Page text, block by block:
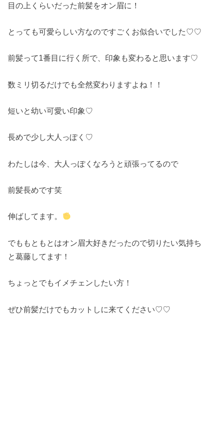
目の上くらいだった前髪をオン眉に！
とっても可愛らしい方なのですごくお似合いでした♡♡
前髪って1番目に行く所で、印象も変わると思います♡
数ミリ切るだけでも全然変わりますよね！！
短いと幼い可愛い印象♡
長めで少し大人っぽく♡
わたしは今、大人っぽくなろうと頑張ってるので
前髪長めです笑
伸ばしてます。
でももともとはオン眉大好きだったので切りたい気持ち
と葛藤してます！
ちょっとでもイメチェンしたい方！
ぜひ前髪だけでもカットしに来てください♡♡